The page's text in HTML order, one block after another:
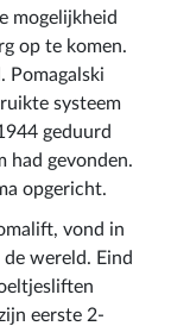
mogelijkheid
op te komen.
Pomagalski
systeem
geduurd
had gevonden.
opgericht.
vond in
wereld. Eind
eerste 2-